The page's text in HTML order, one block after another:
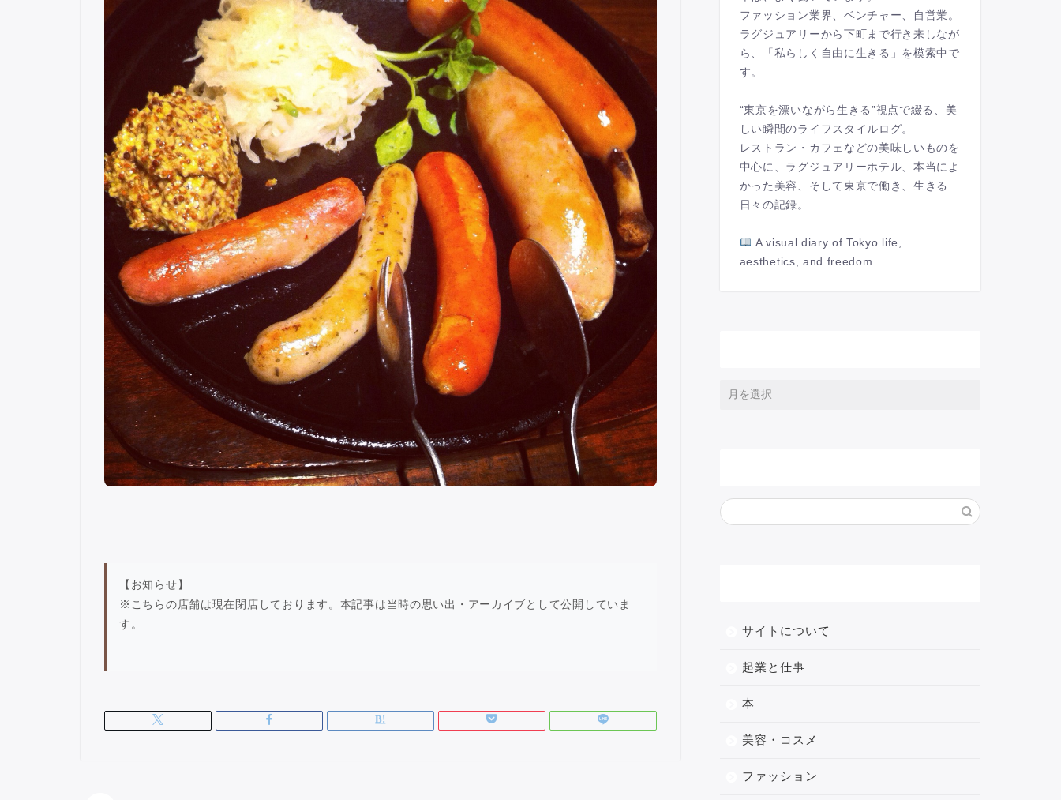
【お知らせ】
※こちらの店舗は現在閉店しております。本記事は当時の思い出・アーカイブとして公開していま
す。
ファッション業界、ベンチャー、自営業。
ラグジュアリーから下町まで行き来しなが
ら、「私らしく自由に生きる」を模索中で
す。
“東京を漂いながら生きる”視点で綴る、美
しい瞬間のライフスタイルログ。
レストラン・カフェなどの美味しいものを
中心に、ラグジュアリーホテル、本当によ
かった美容、そして東京で働き、生きる
日々の記録。
A visual diary of Tokyo life,
aesthetics, and freedom.
サイトについて
起業と仕事
本
美容・コスメ
ファッション